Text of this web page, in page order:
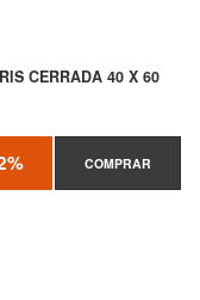
CERRADA 40 X 60
COMPRAR